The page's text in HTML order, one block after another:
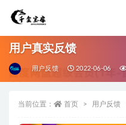
用户真实反馈
用户反馈 2022-06-06
当前位置： 首页 用户反馈